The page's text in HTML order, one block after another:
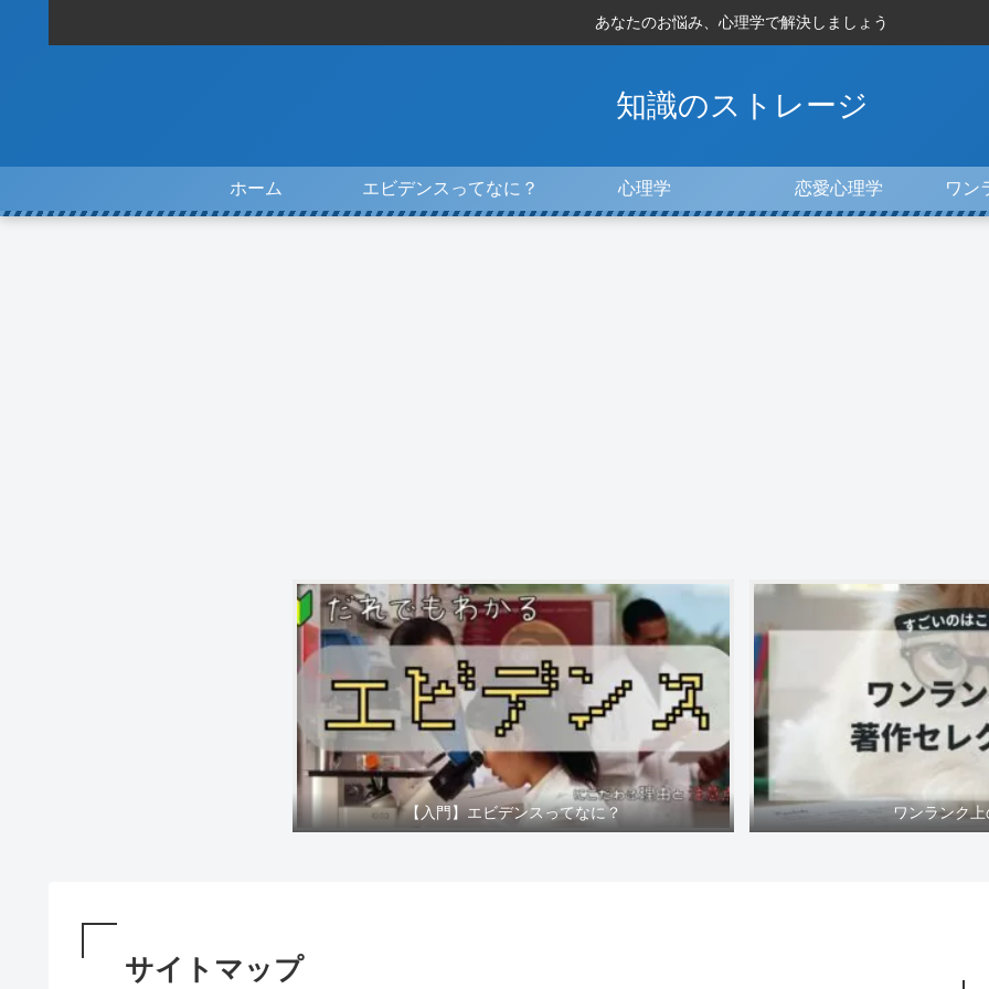
あなたのお悩み、心理学で解決しましょう
知識のストレージ
ホーム エビデンスってなに？ 心理学 恋愛心理学 ワン
【入門】エビデンスってなに？ ワンランク
サイトマップ